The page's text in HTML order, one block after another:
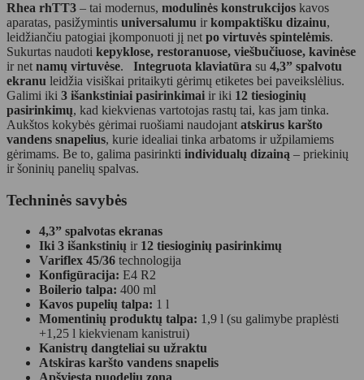
Rhea rhTT3 – tai modernus, modulinės konstrukcijos kavos
aparatas, pasižymintis universalumu ir kompaktišku dizainu,
leidžiančiu patogiai įkomponuoti jį net po virtuvės spintelėmis.
Sukurtas naudoti kepyklose, restoranuose, viešbučiuose, kavinėse
ir net namų virtuvėse. Integruota klaviatūra su 4,3” spalvotu
ekranu leidžia visiškai pritaikyti gėrimų etiketes bei paveikslėlius.
Galimi iki 3 išankstiniai pasirinkimai ir iki 12 tiesioginių
pasirinkimų, kad kiekvienas vartotojas rastų tai, kas jam tinka.
Aukštos kokybės gėrimai ruošiami naudojant atskirus karšto
vandens snapelius, kurie idealiai tinka arbatoms ir užpilamiems
gėrimams. Be to, galima pasirinkti individualų dizainą – priekinių
ir šoninių panelių spalvas.
Techninės savybės
4,3” spalvotas ekranas
Iki 3 išankstinių ir 12 tiesioginių pasirinkimų
Variflex 45/36 technologija
Konfigūracija: E4 R2
Boilerio talpa: 400 ml
Kavos pupelių talpa: 1 l
Momentinių produktų talpa: 1,9 l (su galimybe praplėsti
+1,25 l kiekvienam kanistrui)
Kanistrų dangteliai su užraktu
Atskiras karšto vandens snapelis